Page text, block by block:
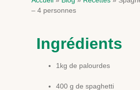
– 4 personnes
Ingrédients
1kg de palourdes
400 g de spaghetti